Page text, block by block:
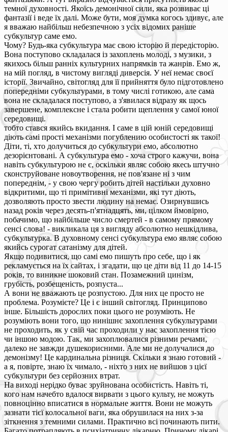
темної духовності. Якоїсь демонічної сили, яка розвиває ці
фантазії і веде їх далі. Може бути, моя думка когось здивує, але
я вважаю найбільш небезпечною з усіх відомих раніше
субкультур саме емо.
Чому? Будь-яка субкультура має свою історію й передісторію.
Вона поступово складалася із захоплень молоді, з музики, з
якихось більш ранніх культурних напрямків та жанрів. Емо ж,
на мій погляд, в чистому вигляді диверсія. У неї немає своєї
історії. Звичайно, світогляд для її прийняття було підготовлено
попередніми субкультурами, в тому числі готикою, але сама
вона не складалася поступово, а з'явилася відразу як щось
завершене, комплексне і стала робити щеплення у самої юної
середовищі.
тобто стався якийсь вкидання. І саме в цій юній середовищі
діють самі прості механізми погублению особистості як такої!
Діти, ті, хто долучиться до субкультури емо, абсолютно
дезорієнтовані. А субкультура емо - хоча строго кажучи, вона
навіть субкультурою не є, оскільки являє собою якесь штучно
сконструйоване новоутворення, не пов'язане ні з чим
попереднім, - у свою чергу робить дітей настільки духовно
відкритими, що ті примітивні механізми, які тут діють,
дозволяють просто звести людину на немає. Озирнувшись
назад років через десять-п'ятнадцять, ми, цілком ймовірно,
побачимо, що найбільше число смертей - в самому прямому
сенсі слова! - викликала ця з вигляду абсолютно нешкідлива,
субкультурка. В духовному сенсі субкультура емо являє собою
якийсь сурогат сатанізму для дітей.
Якщо подивитися, що самі емо пишуть про себе, що і як
рекламується на їх сайтах, і згадати, що це діти від 11 до 14-15
років, то виникне шоковий стан. Позамежний цинізм,
грубість, розбещеність, розпуста...
А вони не вважають це розпустою. Для них це просто не
проблема. Розумієте? Це і є інший світогляд. Принципово
інше. Більшість дорослих поки цього не розуміють. Не
розуміють вони того, що нинішнє захоплення субкультурами
не проходить, як у свій час проходили у нас захоплення тією
чи іншою модою. Так, ми захоплювалися різними речами,
далеко не завжди душекорисними. Але ми не долучалися до
демонізму! Це кардинальна різниця. Скільки я знаю готовий -
а я, повірте, знаю їх чимало, - ніхто з них не вийшов з цієї
субкультури без серйозних втрат.
На виході нерідко буває зруйнована особистість. Навіть ті,
кого нам начебто вдалося вирвати з цього культу, не можуть
повноцінно вписатися в нормальне життя. Вони не можуть
зазнати тієї колосальної ваги, яка обрушилася на них з-за
зіткнення з темними силами. Практично всі починають пити.